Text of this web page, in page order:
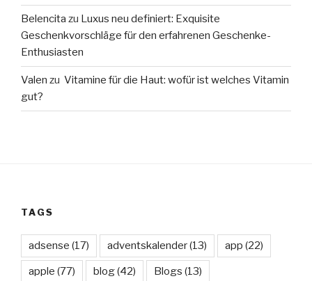
Belencita zu Luxus neu definiert: Exquisite
Geschenkvorschläge für den erfahrenen Geschenke-
Enthusiasten
Valen zu Vitamine für die Haut: wofür ist welches Vitamin
gut?
TAGS
adsense (17) adventskalender(13) app (22)
apple (77) blog(42) Blogs (13)